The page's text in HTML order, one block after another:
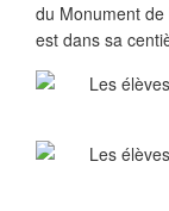
du Monument
est dans sa